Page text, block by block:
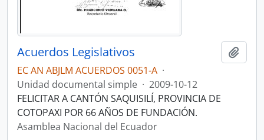
Acuerdos Legislativos
EC AN ABJLM ACUERDOS 0051-A ·
Unidad documental simple · 2009-10-12
FELICITAR A CANTÓN SAQUISILÍ, PROVINCIA DE
COTOPAXI POR 66 AÑOS DE FUNDACIÓN.
Asamblea Nacional del Ecuador